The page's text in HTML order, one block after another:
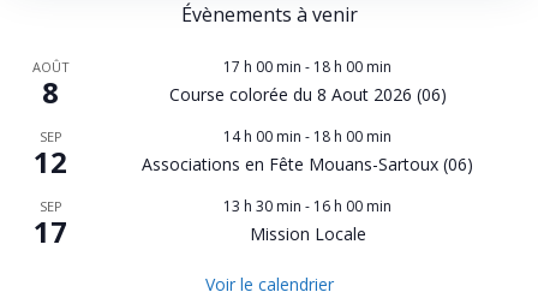
Évènements à venir
AOÛT
8
17 h 00 min - 18 h 00 min
Course colorée du 8 Aout 2026 (06)
SEP
12
14 h 00 min - 18 h 00 min
Associations en Fête Mouans-Sartoux (06)
SEP
17
13 h 30 min - 16 h 00 min
Mission Locale
Voir le calendrier